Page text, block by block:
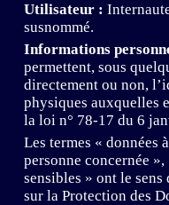
Utilisateur :
susnommé.
Informations
permettent, sous
directement ou non,
physiques auxquelles
la loi n° 78-17 du 6
Les termes « données
personne concernée
sensibles » ont le
sur la Protection des